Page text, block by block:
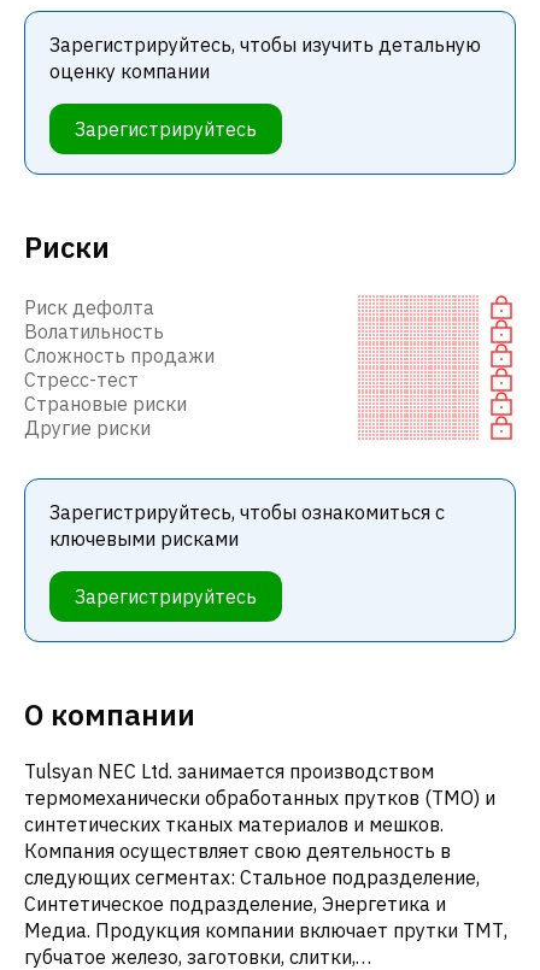
Риски
Риск дефолта
Волатильность
Сложность продажи
Стресс-тест
Страновые риски
Другие риски
Зарегистрируйтесь, чтобы ознакомиться с
ключевыми рисками
Зарегистрируйтесь
О компании
Tulsyan NEC Ltd. занимается производством
термомеханически обработанных прутков (ТМО) и
синтетических тканых материалов и мешков.
Компания осуществляет свою деятельность в
следующих сегментах: Стальное подразделение,
Синтетическое подразделение, Энергетика и
Медиа. Продукция компании включает прутки ТМТ,
губчатое железо, заготовки, слитки,
Зарегистрируйтесь, чтобы изучить детальную
оценку компании
Зарегистрируйтесь